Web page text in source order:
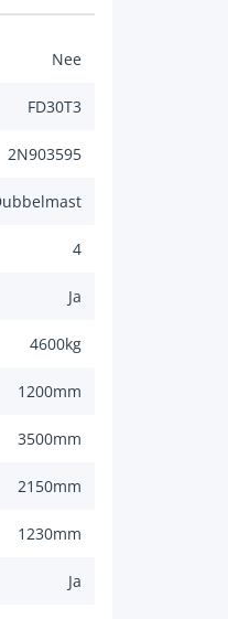
Nee
FD30T3
2N903595
4
Ja
4600kg
1200mm
3500mm
2150mm
1230mm
Ja